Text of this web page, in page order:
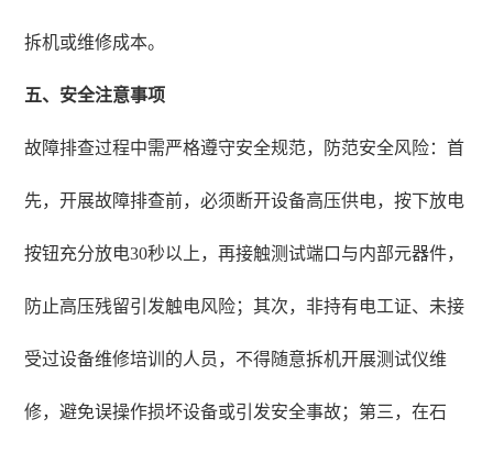
拆机或维修成本。
五、安全注意事项
故障排查过程中需严格遵守安全规范，防范安全风险：首
先，开展故障排查前，必须断开设备高压供电，按下放电
按钮充分放电30秒以上，再接触测试端口与内部元器件，
防止高压残留引发触电风险；其次，非持有电工证、未接
受过设备维修培训的人员，不得随意拆机开展测试仪维
修，避免误操作损坏设备或引发安全事故；第三，在石